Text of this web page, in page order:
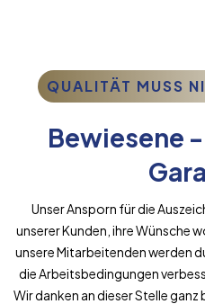
QUALITÄT MUSS
Bewiesene -
Unser Ansporn für die
unserer Kunden, ihre Wünsche
unsere Mitarbeitenden werden
die Arbeitsbedingungen
Wir danken an dieser Stelle